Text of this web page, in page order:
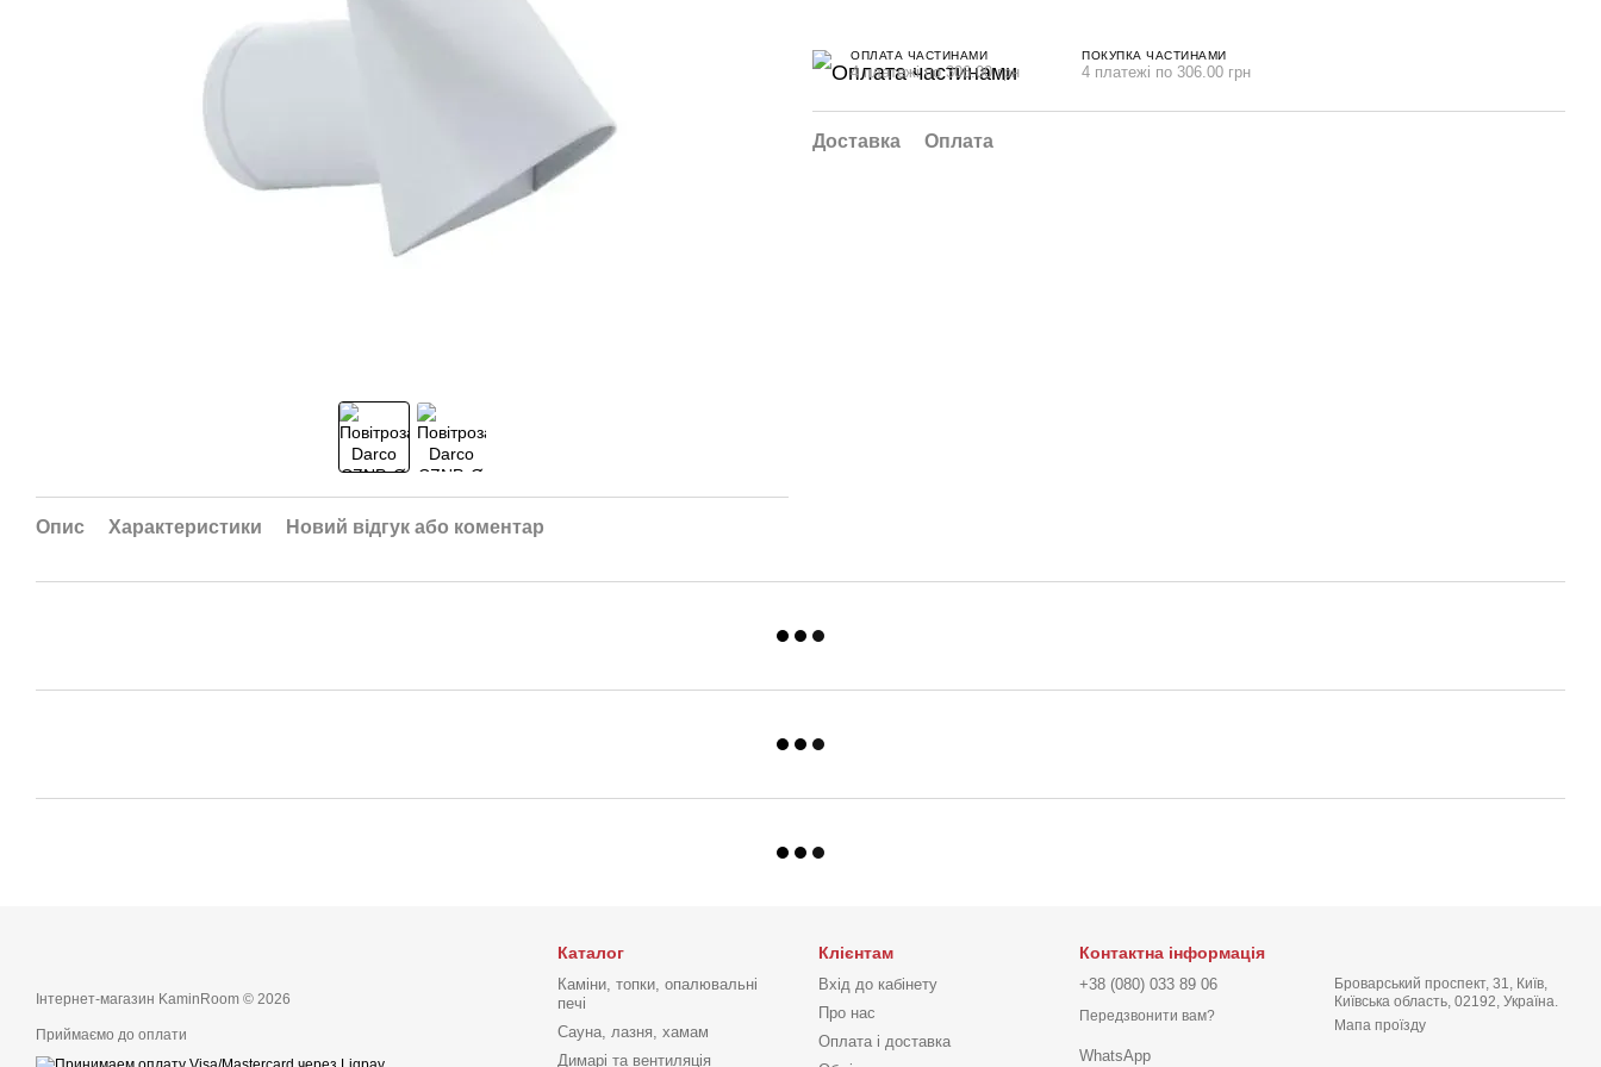
Опис Характеристики Новий відгук або коментар
ОПЛАТА ЧАСТИНАМИ
4 платежі по 306.00 грн
ПОКУПКА ЧАСТИНАМИ
4 платежі по 306.00 грн
Доставка Оплата
Інтернет-магазин KaminRoom © 2026
Приймаємо до оплати
Каталог
Каміни, топки, опалювальні
печі
Сауна, лазня, хамам
Димарі та вентиляція
Клієнтам
Вхід до кабінету
Про нас
Оплата і доставка
Контактна інформація
+38 (080) 033 89 06
Передзвонити вам?
WhatsApp
Броварський проспект, 31, Київ,
Київська область, 02192, Україна.
Мапа проїзду